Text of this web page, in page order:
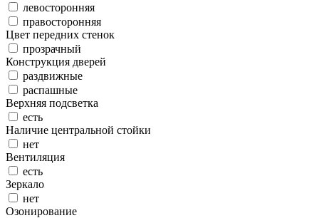
левосторонняя
правосторонняя
Цвет передних стенок
прозрачный
Конструкция дверей
раздвижные
распашные
Верхняя подсветка
есть
Наличие центральной стойки
нет
Вентиляция
есть
Зеркало
нет
Озонирование